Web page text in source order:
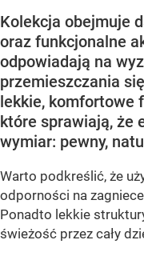
Kolekcja obejmuje
oraz funkcjonalne
odpowiadają na
przemieszczania
lekkie, komfortowe
które sprawiają, że
wymiar: pewny,
Warto podkreślić, że
odporności na
Ponadto lekkie
świeżość przez cały